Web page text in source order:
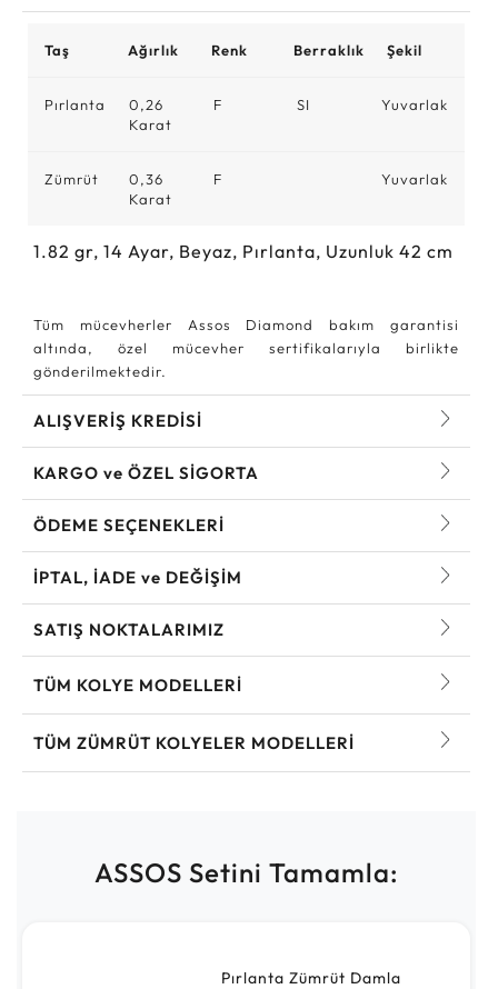
Taş Ağırlık Renk Berraklık Şekil
Pırlanta
0,26
Karat
F SI Yuvarlak
Zümrüt
0,36
Karat
F Yuvarlak
1.82 gr, 14 Ayar, Beyaz, Pırlanta, Uzunluk 42 cm
Tüm mücevherler Assos Diamond bakım garantisi
altında, özel mücevher sertifikalarıyla birlikte
gönderilmektedir.
ALIŞVERİŞ KREDİSİ
KARGO ve ÖZEL SİGORTA
ÖDEME SEÇENEKLERİ
İPTAL, İADE ve DEĞİŞİM
SATIŞ NOKTALARIMIZ
TÜM KOLYE MODELLERI
TÜM ZÜMRÜT KOLYELER MODELLERI
ASSOS Setini Tamamla:
Pırlanta Zümrüt Damla